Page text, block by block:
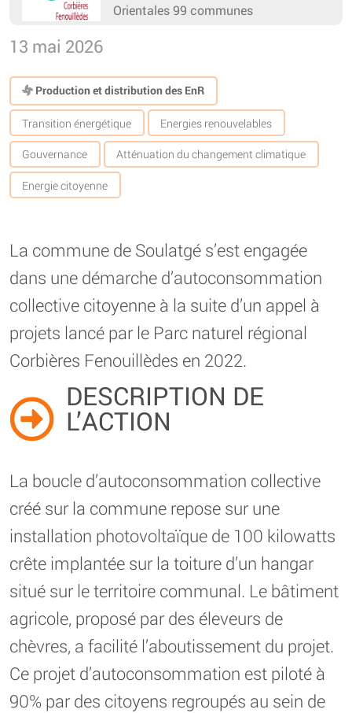
Orientales 99 communes
13 mai 2026
Production et distribution des EnR
Transition énergétique Energies renouvelables
Gouvernance Atténuation du changement climatique
Energie citoyenne
La commune de Soulatgé s’est engagée
dans une démarche d’autoconsommation
collective citoyenne à la suite d’un appel à
projets lancé par le Parc naturel régional
Corbières Fenouillèdes en 2022.
DESCRIPTION DE
L’ACTION
La boucle d’autoconsommation collective
créé sur la commune repose sur une
installation photovoltaïque de 100 kilowatts
crête implantée sur la toiture d’un hangar
situé sur le territoire communal. Le bâtiment
agricole, proposé par des éleveurs de
chèvres, a facilité l’aboutissement du projet.
Ce projet d’autoconsommation est piloté à
90% par des citoyens regroupés au sein de